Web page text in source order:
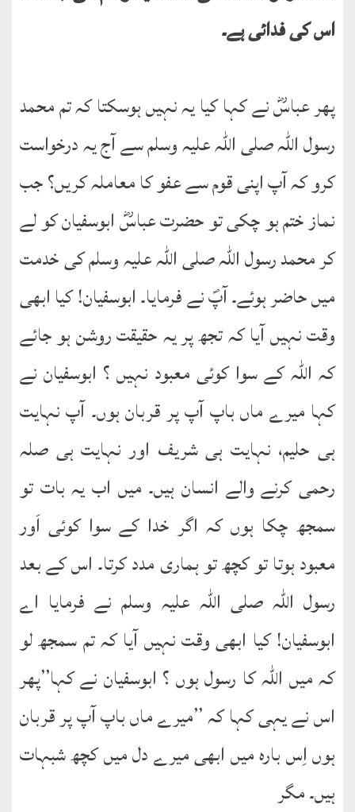
اس کی فدائی ہے۔
پھر عباسؓ نے کہا کیا یہ نہیں ہوسکتا کہ تم محمد
رسول اللہ صلی اللہ علیہ وسلم سے آج یہ درخواست
کرو کہ آپ اپنی قوم سے عفو کا معاملہ کریں؟ جب
نماز ختم ہو چکی تو حضرت عباسؓ ابوسفیان کو لے
کر محمد رسول اللہ صلی اللہ علیہ وسلم کی خدمت
میں حاضر ہوئے۔ آپؐ نے فرمایا۔ ابوسفیان! کیا ابھی
وقت نہیں آیا کہ تجھ پر یہ حقیقت روشن ہو جائے
کہ اللہ کے سوا کوئی معبود نہیں ؟ ابوسفیان نے
کہا میرے ماں باپ آپ پر قربان ہوں۔ آپ نہایت
ہی حلیم، نہایت ہی شریف اور نہایت ہی صلہ
رحمی کرنے والے انسان ہیں۔ میں اب یہ بات تو
سمجھ چکا ہوں کہ اگر خدا کے سوا کوئی اَور
معبود ہوتا تو کچھ تو ہماری مدد کرتا۔ اس کے بعد
رسول اللہ صلی اللہ علیہ وسلم نے فرمایا اے
ابوسفیان! کیا ابھی وقت نہیں آیا کہ تم سمجھ لو
کہ میں اللہ کا رسول ہوں ؟ ابوسفیان نے کہا’’پھر
اس نے یہی کہا کہ ’’میرے ماں باپ آپ پر قربان
ہوں اِس بارہ میں ابھی میرے دل میں کچھ شبہات
ہیں۔ مگر